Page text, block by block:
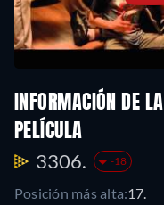
INFORMACIÓN DE LA
PELÍCULA
3306. -18
Posición más alta:17.